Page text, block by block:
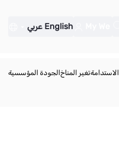
English عربي
الاستدامةتغير المناخالجودة المؤسسية